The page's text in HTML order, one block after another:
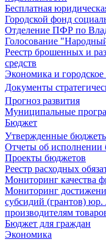
Бесплатная
Городской фонд
Отделение ПФР по
Голосование
Реестр брошенных и
средств
Экономика и городское
Документы
Прогноз развития
Муниципальные
Бюджет
Утвержденные
Отчеты об исполнении
Проекты бюджетов
Реестр расходных
Мониторинг качества
Мониторинг
субсидий (грантов)
производителям
Бюджет для граждан
Экономика